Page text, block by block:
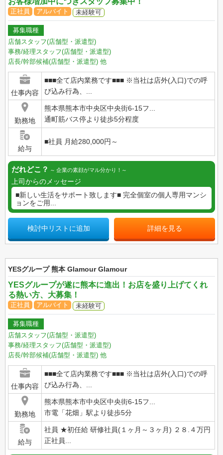
正社員 アルバイト 未経験可
募集職種
店舗スタッフ(店舗型・派遣型)
事務/経理スタッフ(店舗型・派遣型)
店長/幹部候補(店舗型・派遣型) 他
仕事内容
■■■全て店内業務です■■■ ※当社は店外(入口)での呼
び込み行為、...
勤務地
熊本県熊本市中央区中央街6-15フ...
通町筋バス停より徒歩5分程度
給与
■社員 月給280,000円～
だれどこ？ 企業の素顔がマル分かり！
上司からのメッセージ
■新しい生活をサポート致します■ 完全個室の個人専用マンシ
ョンをご用...
検討中リストに追加 詳細を見る
YESグループ 熊本 Glamour Glamour
YESグループが遂に熊本に進出！お店を盛り上げてくれ
る熱い方、大募集！
正社員 アルバイト 未経験可
募集職種
店舗スタッフ(店舗型・派遣型)
事務/経理スタッフ(店舗型・派遣型)
店長/幹部候補(店舗型・派遣型) 他
仕事内容
■■■全て店内業務です■■■ ※当社は店外(入口)での呼
び込み行為、...
勤務地
熊本県熊本市中央区中央街6-15フ...
市電「花畑」駅より徒歩5分
給与
社員 ★初任給 研修社員(１ヶ月～３ヶ月) ２８.４万円
正社員...